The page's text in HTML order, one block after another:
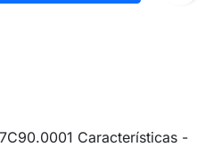
Características -